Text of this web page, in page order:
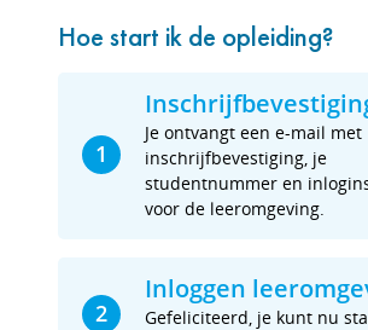
Hoe start ik de opleiding?
1
Je ontvangt een e-mail met
inschrijfbevestiging, je
studentnummer en
voor de leeromgeving.
2
Inloggen
Gefeliciteerd, je kunt nu